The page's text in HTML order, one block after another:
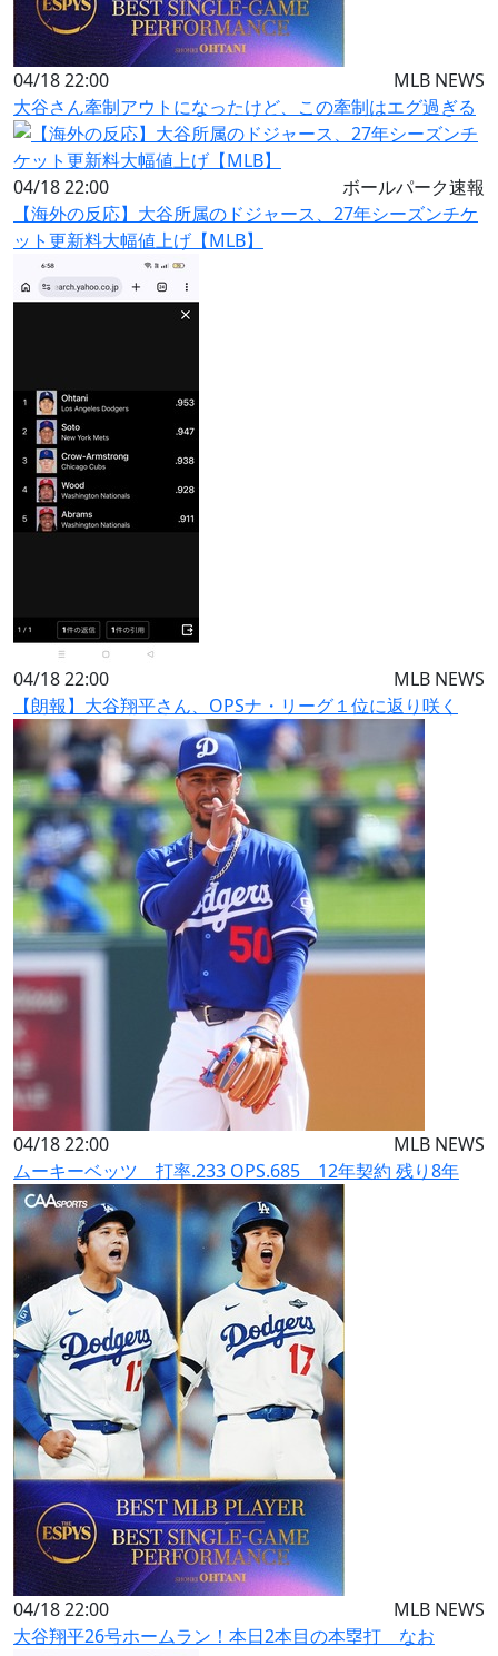
04/18 22:00
MLB NEWS
大谷さん牽制アウトになったけど、この牽制はエグ過ぎる
04/18 22:00
ボールパーク速報
【海外の反応】大谷所属のドジャース、27年シーズンチケ
ット更新料大幅値上げ【MLB】
04/18 22:00
MLB NEWS
【朗報】大谷翔平さん、OPSナ・リーグ１位に返り咲く
04/18 22:00
MLB NEWS
ムーキーベッツ 打率.233 OPS.685 12年契約 残り8年
04/18 22:00
MLB NEWS
大谷翔平26号ホームラン！本日2本目の本塁打 なお